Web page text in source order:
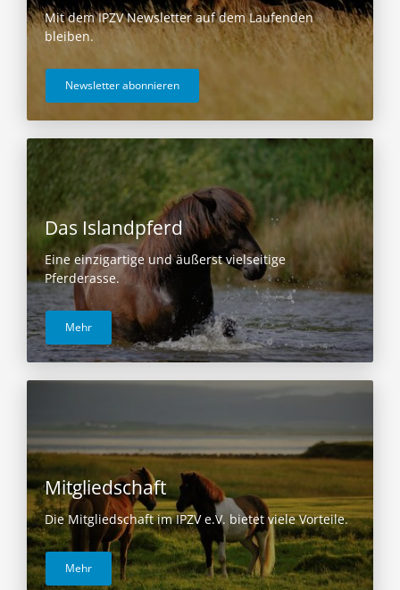
Mit dem IPZV Newsletter auf dem Laufenden
bleiben.
Newsletter abonnieren
Das Islandpferd
Eine einzigartige und äußerst vielseitige
Pferderasse.
Mehr
Mitgliedschaft
Die Mitgliedschaft im IPZV e.V. bietet viele Vorteile.
Mehr